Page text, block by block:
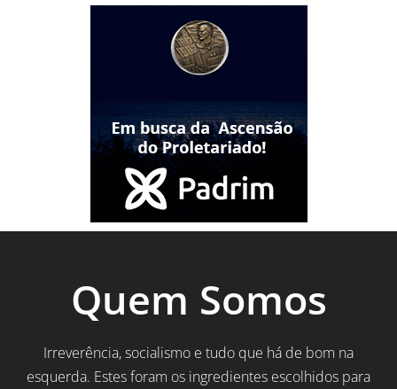
Quem Somos
Irreverência, socialismo e tudo que há de bom na
esquerda. Estes foram os ingredientes escolhidos para